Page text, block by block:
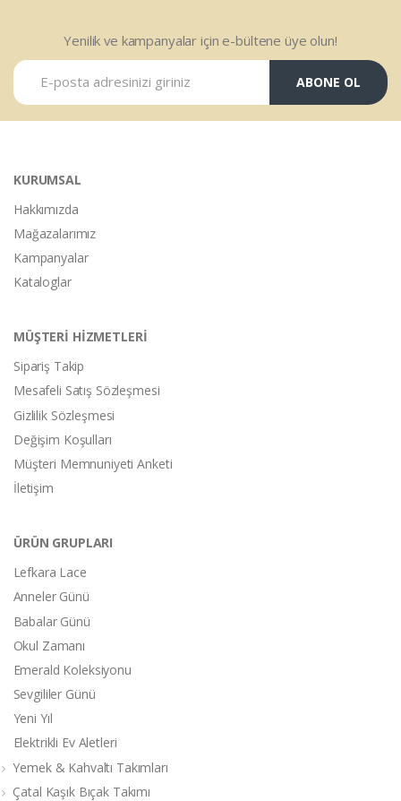
Yenilik ve kampanyalar için e-bültene üye olun!
ABONE OL
KURUMSAL
Hakkımızda
Mağazalarımız
Kampanyalar
Kataloglar
MÜŞTERİ HİZMETLERİ
Sipariş Takip
Mesafeli Satış Sözleşmesi
Gizlilik Sözleşmesi
Değişim Koşulları
Müşteri Memnuniyeti Anketi
İletişim
ÜRÜN GRUPLARI
Lefkara Lace
Anneler Günü
Babalar Günü
Okul Zamanı
Emerald Koleksiyonu
Sevgililer Günü
Yeni Yıl
Elektrikli Ev Aletleri
Yemek & Kahvaltı Takımları
Çatal Kaşık Bıçak Takımı